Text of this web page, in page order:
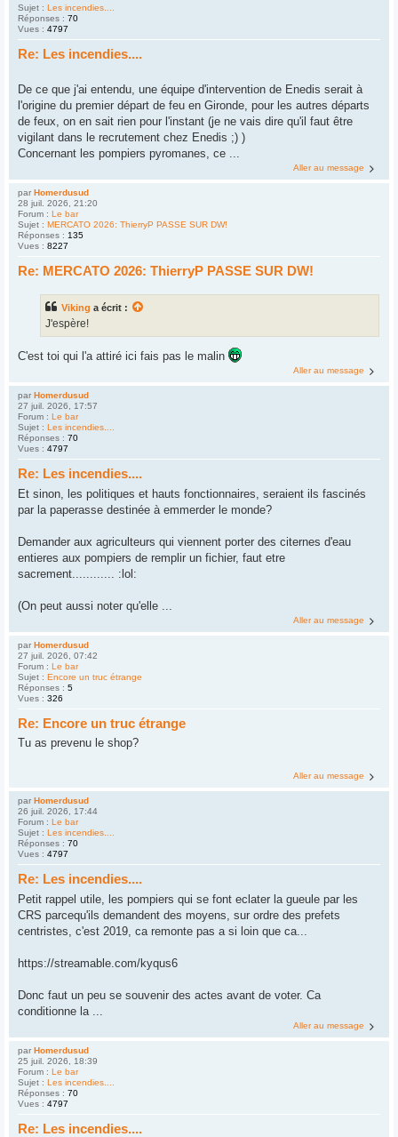
Sujet : Les incendies....
Réponses : 70
Vues : 4797
Re: Les incendies....
De ce que j'ai entendu, une équipe d'intervention de Enedis serait à
l'origine du premier départ de feu en Gironde, pour les autres départs
de feux, on en sait rien pour l'instant (je ne vais dire qu'il faut être
vigilant dans le recrutement chez Enedis ;) )
Concernant les pompiers pyromanes, ce ...
Aller au message
par Homerdusud
28 juil. 2026, 21:20
Forum : Le bar
Sujet : MERCATO 2026: ThierryP PASSE SUR DW!
Réponses : 135
Vues : 8227
Re: MERCATO 2026: ThierryP PASSE SUR DW!
Viking a écrit :
J'espère!
C'est toi qui l'a attiré ici fais pas le malin
Aller au message
par Homerdusud
27 juil. 2026, 17:57
Forum : Le bar
Sujet : Les incendies....
Réponses : 70
Vues : 4797
Re: Les incendies....
Et sinon, les politiques et hauts fonctionnaires, seraient ils fascinés
par la paperasse destinée à emmerder le monde?
Demander aux agriculteurs qui viennent porter des citernes d'eau
entieres aux pompiers de remplir un fichier, faut etre
sacrement............ :lol:
(On peut aussi noter qu'elle ...
Aller au message
par Homerdusud
27 juil. 2026, 07:42
Forum : Le bar
Sujet : Encore un truc étrange
Réponses : 5
Vues : 326
Re: Encore un truc étrange
Tu as prevenu le shop?
Aller au message
par Homerdusud
26 juil. 2026, 17:44
Forum : Le bar
Sujet : Les incendies....
Réponses : 70
Vues : 4797
Re: Les incendies....
Petit rappel utile, les pompiers qui se font eclater la gueule par les
CRS parcequ'ils demandent des moyens, sur ordre des prefets
centristes, c'est 2019, ca remonte pas a si loin que ca...
https://streamable.com/kyqus6
Donc faut un peu se souvenir des actes avant de voter. Ca
conditionne la ...
Aller au message
par Homerdusud
25 juil. 2026, 18:39
Forum : Le bar
Sujet : Les incendies....
Réponses : 70
Vues : 4797
Re: Les incendies....